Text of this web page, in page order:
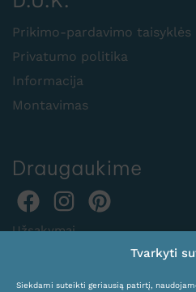
Tvarkyti
Siekdami suteikti geriausią patirtį,
Prikimo-pardavimo taisyklės
Privatumo politika
Informacija
Montavimas
Draugaukime
Užsakymai
expocentras@kame.lt